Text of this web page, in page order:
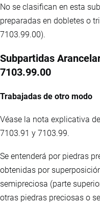
No se clasifican en esta
preparadas en dobletes o
7103.99.00).
Subpartidas
7103.99.00
Trabajadas de otro modo
Véase la nota explicativa
7103.91 y 7103.99.
Se entenderá por piedras
obtenidas por
semipreciosa (parte
otras piedras preciosas o